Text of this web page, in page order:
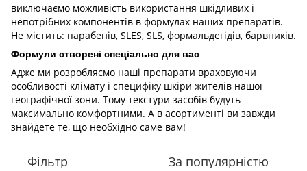
виключаємо можливість використання шкідливих і
непотрібних компонентів в формулах наших препаратів.
Не містить: парабенів, SLES, SLS, формальдегідів, барвників.
Формули створені спеціально для вас
Адже ми розробляємо наші препарати враховуючи
особливості клімату і специфіку шкіри жителів нашої
географічної зони. Тому текстури засобів будуть
максимально комфортними. А в асортименті ви завжди
знайдете те, що необхідно саме вам!
Фільтр За популярністю